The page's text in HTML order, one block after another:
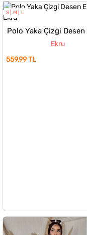
S M L
Ekru
559,99 TL